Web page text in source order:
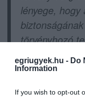
egriugyek.hu - Do
Information
If you wish to opt-out
lényege, hogy
törvényhozó
parlamenten
és
Ez a jog